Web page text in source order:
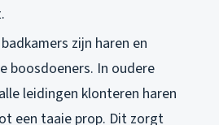
zijn haren en
boosdoeners. In oudere
leidingen klonteren haren
een taaie prop. Dit zorgt